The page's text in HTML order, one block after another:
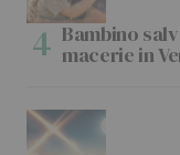
Bambino
macerie in